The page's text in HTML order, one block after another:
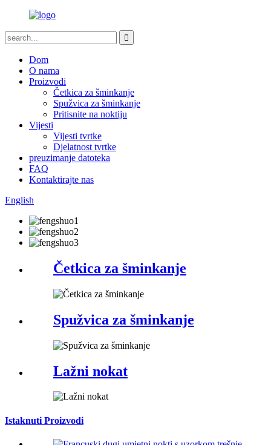
Dom
O nama
Proizvodi
Četkica za šminkanje
Spužvica za šminkanje
Pritisnite na noktiju
Vijesti
Vijesti tvrtke
Djelatnost tvrtke
preuzimanje datoteka
FAQ
Kontaktirajte nas
English
Četkica za šminkanje
Spužvica za šminkanje
Lažni nokat
Istaknuti Proizvodi